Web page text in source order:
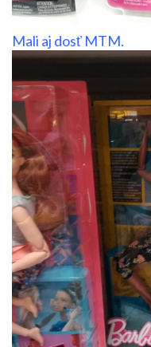
Mali aj dosť MTM.